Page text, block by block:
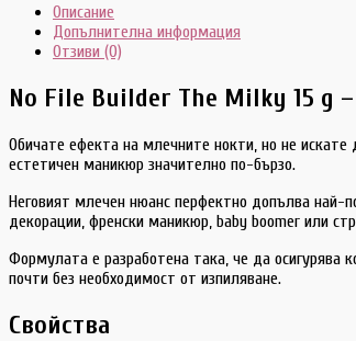
Описание
Допълнителна информация
Отзиви (0)
No File Builder The Milky 15 g
Обичате ефекта на млечните нокти, но не
естетичен маникюр значително по-бързо.
Неговият млечен нюанс перфектно допълва най-
декорации, френски маникюр, baby boomer или
Формулата е разработена така, че да осигурява
почти без необходимост от изпиляване.
Свойства